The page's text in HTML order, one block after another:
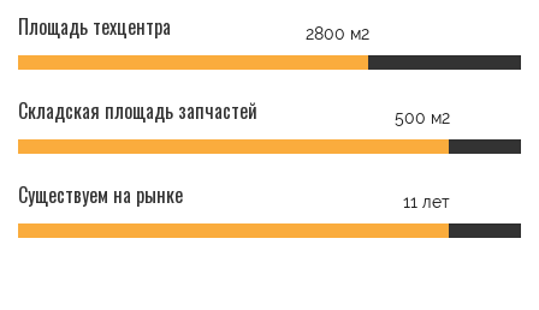
Площадь техцентра 2800 м2
Складская площадь запчастей 500 м2
Существуем на рынке 11 лет